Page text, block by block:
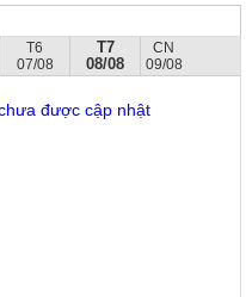
T6
07/08
T7
08/08
CN
09/08
được cập nhật